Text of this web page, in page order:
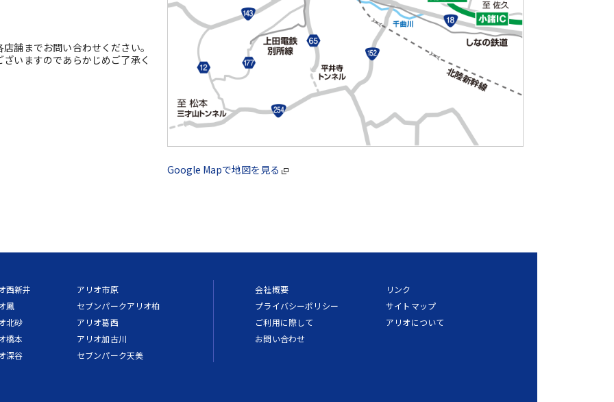
舗までお問い合わせください。
いますのであらかじめご了承く
Google Mapで地図を見る
西新井
鳳
北砂
橋本
深谷
アリオ市原
セブンパークアリオ柏
アリオ葛西
アリオ加古川
セブンパーク天美
会社概要
プライバシーポリシー
ご利用に際して
お問い合わせ
リンク
サイトマップ
アリオについて